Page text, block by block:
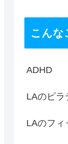
こんな
ADHD
LAのピラ
LAのフィ